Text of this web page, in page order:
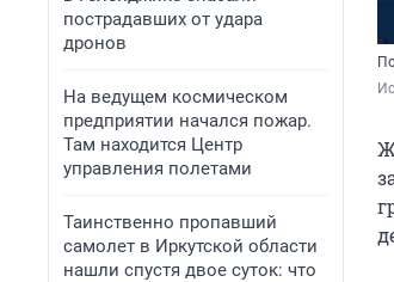
пострадавших от удара
дронов
На ведущем космическом
предприятии начался пожар.
Там находится Центр
управления полетами
Таинственно пропавший
самолет в Иркутской области
нашли спустя двое суток: что